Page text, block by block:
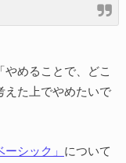
めることで、どこ
えた上でやめたいで
ーシック」 について